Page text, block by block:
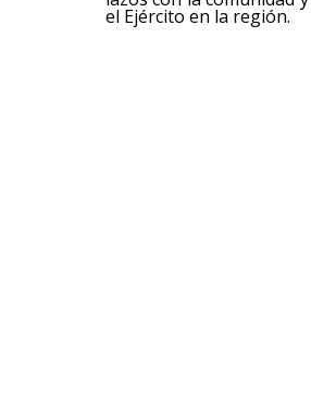
el Ejército en la región.